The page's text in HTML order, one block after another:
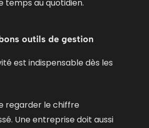
temps au quotidien.
outils de gestion
est indispensable dès les
regarder le chiffre
Une entreprise doit aussi